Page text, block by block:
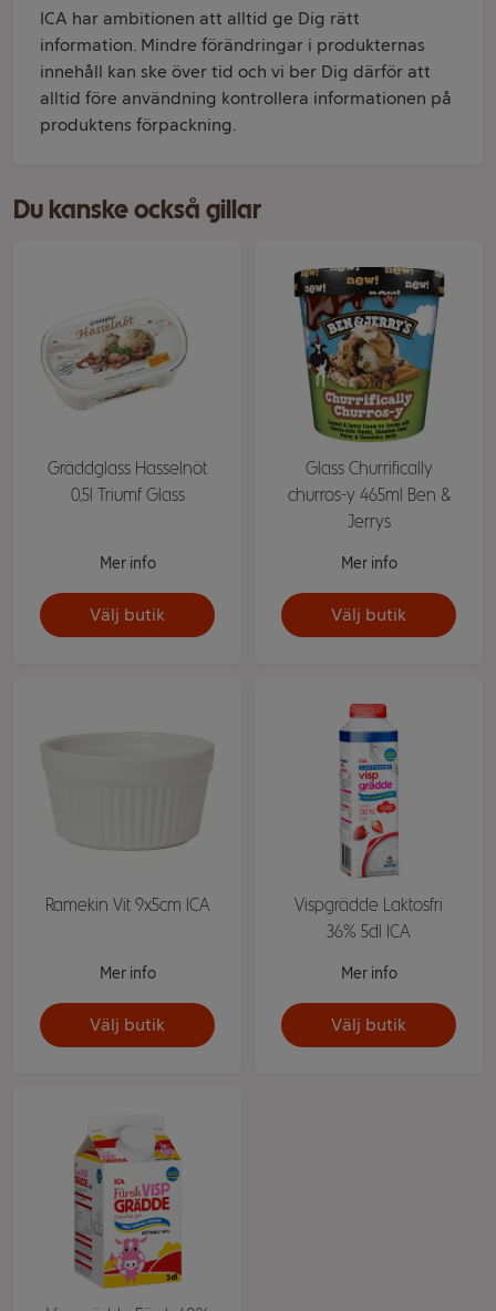
ICA har ambitionen att alltid ge Dig rätt
information. Mindre förändringar i produkternas
innehåll kan ske över tid och vi ber Dig därför att
alltid före användning kontrollera informationen på
produktens förpackning.
Du kanske också gillar
Gräddglass Hasselnöt
0,5l Triumf Glass
Mer info
Välj butik
Glass Churrifically
churros-y 465ml Ben &
Jerrys
Mer info
Välj butik
Ramekin Vit 9x5cm ICA
Mer info
Välj butik
Vispgrädde Laktosfri
36% 5dl ICA
Mer info
Välj butik